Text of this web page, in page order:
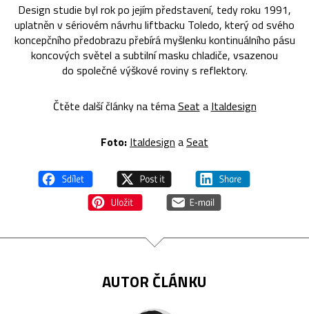
Design studie byl rok po jejím představení, tedy roku 1991,
uplatněn v sériovém návrhu liftbacku Toledo, který od svého
koncepčního předobrazu přebírá myšlenku kontinuálního pásu
koncových světel a subtilní masku chladiče, vsazenou
do společné výškové roviny s reflektory.
Čtěte další články na témaSeat a Italdesign
Foto: Italdesign aSeat
AUTOR ČLÁNKU